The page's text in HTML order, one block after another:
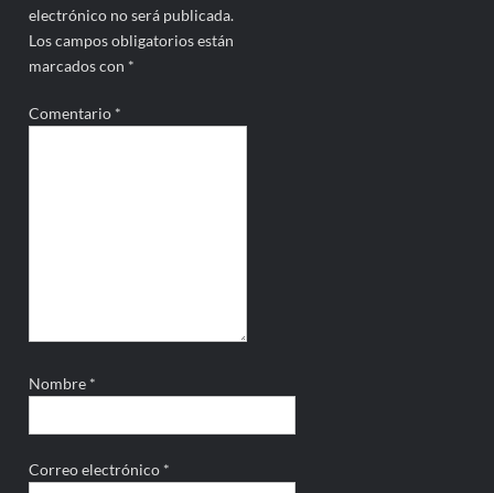
electrónico no será publicada.
Los campos obligatorios están
marcados con *
Comentario *
Nombre *
Correo electrónico *